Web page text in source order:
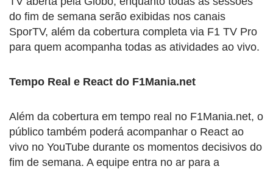
do fim de semana serão exibidas nos canais
SporTV, além da cobertura completa via F1 TV Pro
para quem acompanha todas as atividades ao vivo.
Tempo Real e React do F1Mania.net
Além da cobertura em tempo real no F1Mania.net, o
público também poderá acompanhar o React ao
vivo no YouTube durante os momentos decisivos do
fim de semana. A equipe entra no ar para a